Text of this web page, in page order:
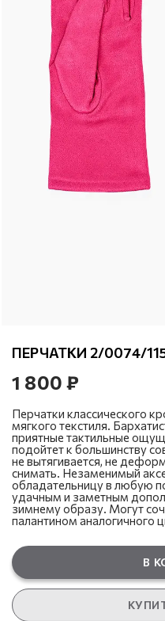
ПЕРЧАТКИ 2/0074/
1 800 ₽
Перчатки классического
мягкого текстиля.
приятные тактильные
подойтет к большинству
не вытягивается, не
снимать. Незаменимый
обладательницу в любую
удачным и заметным
зимнему образу. Могут
палантином аналогичного
В